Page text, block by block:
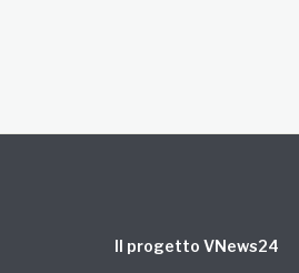
Il progetto VNews24